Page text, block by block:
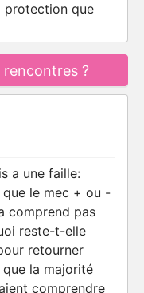
protection que
rencontres ?
a une faille:
le mec + ou -
comprend pas
reste-t-elle
retourner
la majorité
comprendre